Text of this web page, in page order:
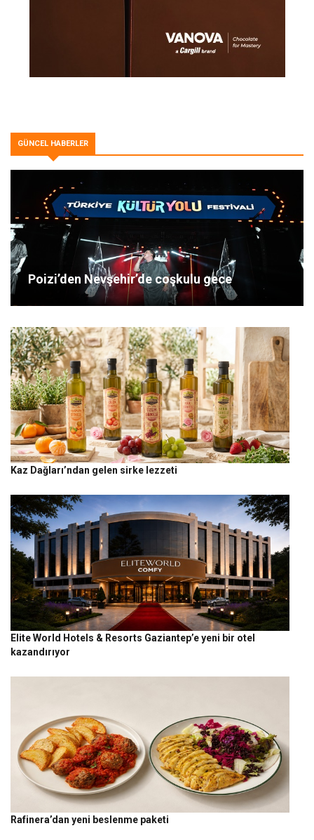
GÜNCEL HABERLER
Poizi’den Nevşehir’de coşkulu gece
Kaz Dağları’ndan gelen sirke lezzeti
Elite World Hotels & Resorts Gaziantep’e yeni bir otel
kazandırıyor
Rafinera’dan yeni beslenme paketi